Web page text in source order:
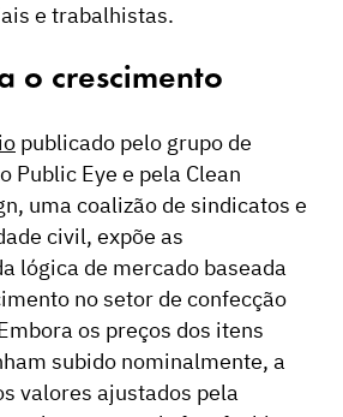
e trabalhistas.
o crescimento
publicado pelo grupo de
Public Eye e pela Clean
uma coalizão de sindicatos e
civil, expõe as
lógica de mercado baseada
no setor de confecção
os preços dos itens
subido nominalmente, a
valores ajustados pela